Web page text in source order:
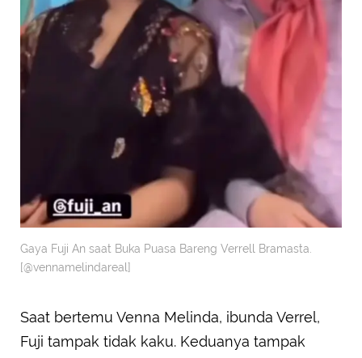
Gaya Fuji An saat Buka Puasa Bareng Verrell Bramasta.
[@vennamelindareal]
Saat bertemu Venna Melinda, ibunda Verrel,
Fuji tampak tidak kaku. Keduanya tampak